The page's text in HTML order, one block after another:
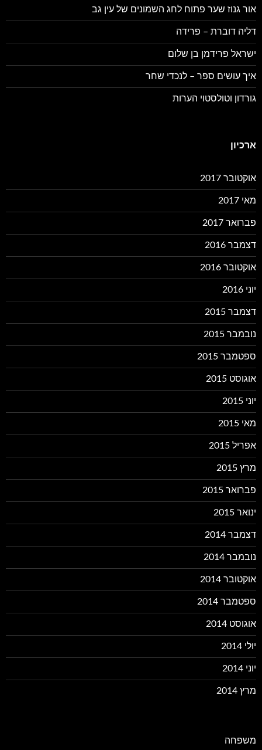
אור גנוז שער פתוח לחג השמונים של עין גב
דליה דוברת – פרידה
ישראל פרידמן בן שלום
איך עושים ספר – לנכדי שחר
גורדון וטולסטוי הערות
ארכיון
אוקטובר 2017
מאי 2017
פברואר 2017
דצמבר 2016
אוקטובר 2016
יוני 2016
דצמבר 2015
נובמבר 2015
ספטמבר 2015
אוגוסט 2015
יוני 2015
מאי 2015
אפריל 2015
מרץ 2015
פברואר 2015
ינואר 2015
דצמבר 2014
נובמבר 2014
אוקטובר 2014
ספטמבר 2014
אוגוסט 2014
יולי 2014
יוני 2014
מרץ 2014
משפחה